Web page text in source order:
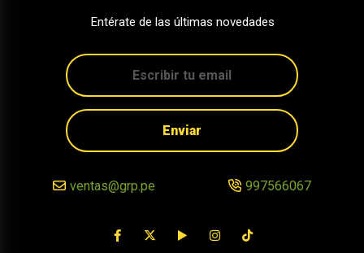
Entérate de las últimas novedades
Enviar
ventas@grp.pe 997566067